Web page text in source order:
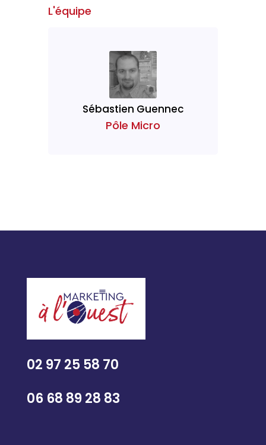
L'équipe
Sébastien Guennec
Pôle Micro
02 97 25 58 70
06 68 89 28 83